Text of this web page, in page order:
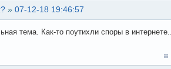
» 07-12-18 19:46:57
тема. Как-то поутихли споры в интернете...